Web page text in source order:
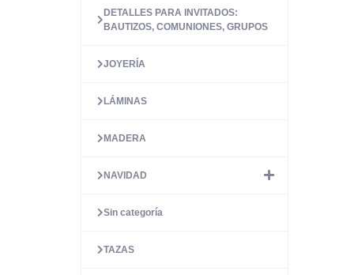
DETALLES PARA INVITADOS:
BAUTIZOS, COMUNIONES, GRUPOS
JOYERÍA
LÁMINAS
MADERA
NAVIDAD
Sin categoría
TAZAS